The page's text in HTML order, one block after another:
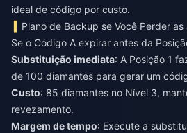
ideal de código por custo.
Plano de Backup se Você Perder as
Se o Código A expirar antes da
Substituição imediata: A Posição 1
de 100 diamantes para gerar um
Custo: 85 diamantes no Nível 3,
revezamento.
Margem de tempo: Execute a